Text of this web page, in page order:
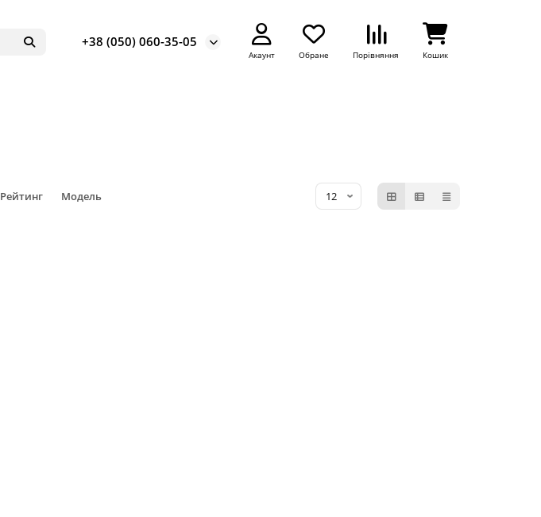
+38 (050) 060-35-05
Акаунт Обране Порівняння Кошик
Рейтинг Модель